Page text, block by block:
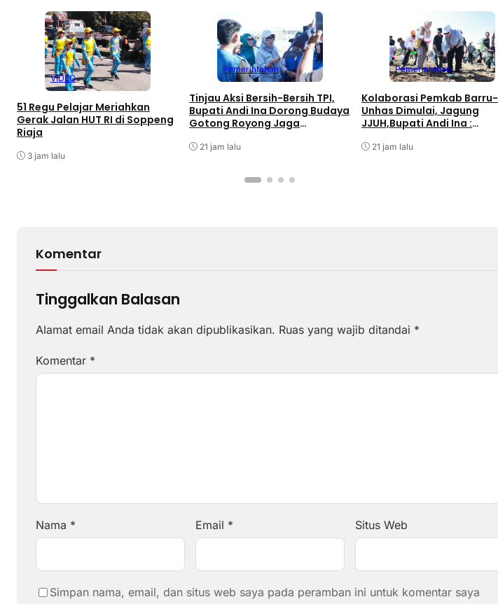
VIDEO
51 Regu Pelajar Meriahkan
Gerak Jalan HUT RI di Soppeng
Riaja
3 jam lalu
Pemerintahan
Tinjau Aksi Bersih-Bersih TPI,
Bupati Andi Ina Dorong Budaya
Gotong Royong Jaga
21 jam lalu
Pemerintahan
Kolaborasi Pemkab Barru-
Unhas Dimulai, Jagung
JJUH,Bupati Andi Ina :
21 jam lalu
Komentar
Tinggalkan Balasan
Alamat email Anda tidak akan dipublikasikan. Ruas yang wajib ditandai *
Komentar *
Nama * Email * Situs Web
Simpan nama, email, dan situs web saya pada peramban ini untuk komentar saya